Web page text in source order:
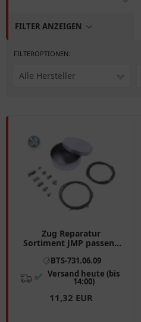
FILTER ANZEIGEN
FILTEROPTIONEN:
Alle Hersteller
Zug Reparatur
Sortiment JMP passend
BMW R, K, F (800, 650,
700), C
BTS-731.06.09
✅ Versand heute (bis
14:00)
11,32 EUR